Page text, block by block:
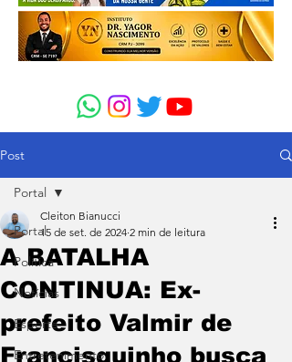
Post
Portal
Política
Notícias
Esporte
Entretenimento
Portal
A BATALHA
CONTINUA: Ex-
prefeito Valmir de
Francisquinho busca
Cleiton Bianucci
15 de set. de 2024 2 min de leitura